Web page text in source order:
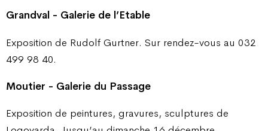
Grandval - Galerie de l’Etable
Exposition de Rudolf Gurtner. Sur rendez-vous au 032
499 98 40.
Moutier - Galerie du Passage
Exposition de peintures, gravures, sculptures de